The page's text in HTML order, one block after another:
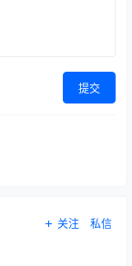
提交
关注 私信